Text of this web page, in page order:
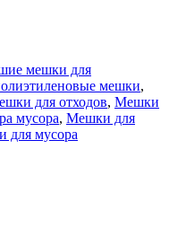
мешки для
мешки,
для отходов, Мешки
мусора, Мешки для
для мусора